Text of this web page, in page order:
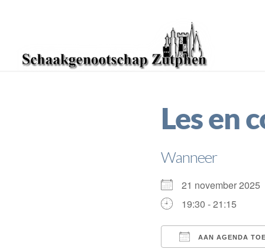
Les en
Wanneer
21 november 2025
19:30 - 21:15
AAN AGENDA